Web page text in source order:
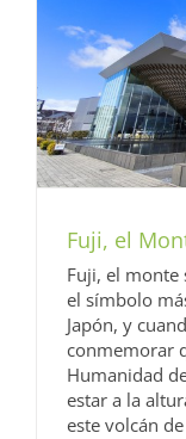
Fuji, el
Fuji, el monte
el símbolo
Japón, y
conmemorar
Humanidad
estar a la
este volcán